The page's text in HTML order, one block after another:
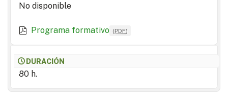
No disponible
Programa formativo (PDF)
DURACIÓN
80 h.